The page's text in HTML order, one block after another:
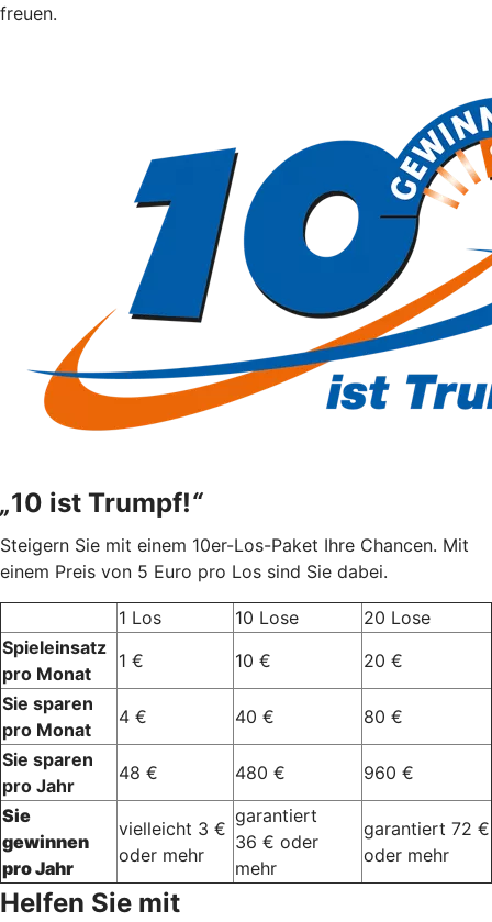
freuen.
„10 ist Trumpf!“
Steigern Sie mit einem 10er-Los-Paket Ihre Chancen. Mit
einem Preis von 5 Euro pro Los sind Sie dabei.
1 Los 10 Lose
20 Lose
Spieleinsatz
pro Monat
1 € 10 €
20 €
Sie sparen
pro Monat
4 € 40 €
80 €
Sie sparen
pro Jahr
48 € 480 €
960 €
Sie
gewinnen
pro Jahr
vielleicht 3 €
oder mehr
garantiert
36 € oder
mehr
garantiert 72 €
oder mehr
Helfen Sie mit